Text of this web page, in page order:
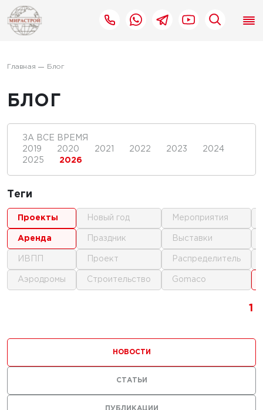
Главная Блог
БЛОГ
1
ПУБЛИКАЦИИ
НОВОСТИ
СТАТЬИ
ЗА ВСЕ ВРЕМЯ
2019
2020 2021 2022 2023
2024
2025
2026
Теги
проекты
аренда
ИВПП
аэродромы
новый год
праздник
проект
строительство
мероприятия
выставки
распределитель
gomaco